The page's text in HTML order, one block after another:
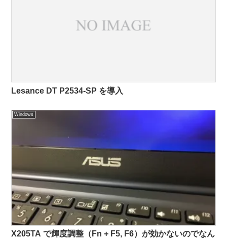
Lesance DT P2534-SP を導入
Windows
X205TA で輝度調整（Fn + F5, F6）が効かないのでなん